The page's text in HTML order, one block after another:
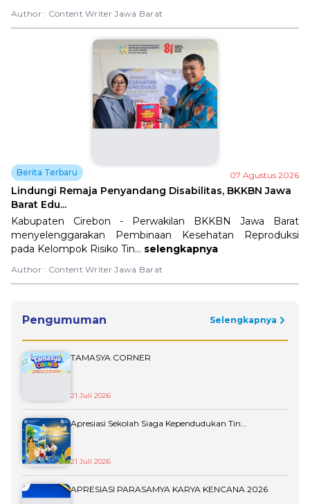
Author : Content Writer Jawa Barat
Berita Terbaru 07 Agustus 2026
Lindungi Remaja Penyandang Disabilitas, BKKBN Jawa
Barat Edu...
Kabupaten Cirebon - Perwakilan BKKBN Jawa Barat
menyelenggarakan Pembinaan Kesehatan Reproduksi
pada Kelompok Risiko Tin... selengkapnya
Author : Content Writer Jawa Barat
Pengumuman Selengkapnya
TAMASYA CORNER
21 Juli 2026
Apresiasi Sekolah Siaga Kependudukan Tin...
21 Juli 2026
APRESIASI PARASAMYA KARYA KENCANA 2026